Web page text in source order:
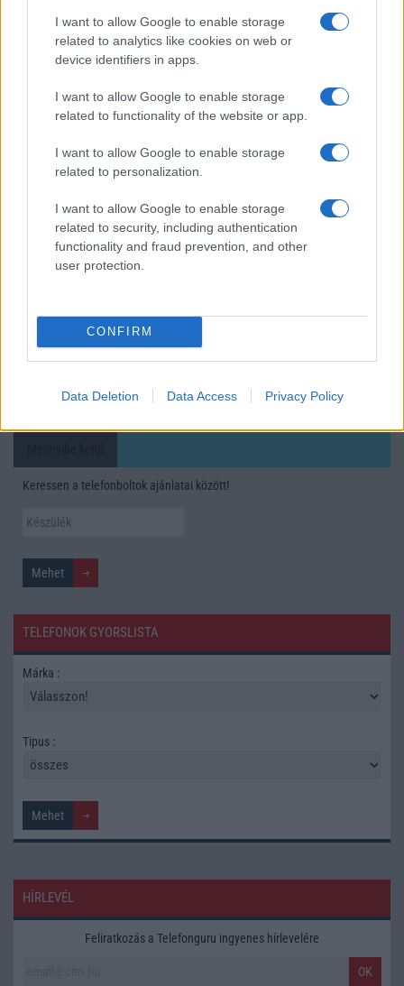
I want to allow Google to enable storage
related to analytics like cookies on web or
device identifiers in apps.
I want to allow Google to enable storage
related to functionality of the website or app.
I want to allow Google to enable storage
related to personalization.
I want to allow Google to enable storage
related to security, including authentication
functionality and fraud prevention, and other
user protection.
CONFIRM
Data Deletion Data Access Privacy Policy
Számos népszerű Samsung Galaxy készülék kimarad a One
UI 9 frissítésből – itt a lista az érintett modellekről
iPhone 18 bemutató dátum - ekkor rántja le a leplet az
Az Android rejtett automatizmusai: hat funkció, amely
Ez a rejtett Samsung funkció teljesen megváltoztatja a
mobilhasználatot – sokan mégsem tudnak róla
Nem biztos, hogy érdemes kivárni az iPhone 18 Prot
A Galaxy S25 is megkaphatja a Galaxy S26 egyik legjobb
kamerás funkcióját
Itt a vég a Galaxy S23 széria számára: a One UI 9 lehet az
utolsó nagy frissítés
Keressen a telefonboltok ajánlatai között!
TELEFONOK GYORSLISTA
Márka :
Tipus :
HÍRLEVÉL
Feliratkozás a Telefonguru ingyenes hírlevelére
OK